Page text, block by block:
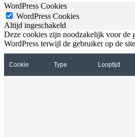
WordPress Cookies
WordPress Cookies
Altijd ingeschakeld
Deze cookies zijn noodzakelijk voor de
WordPress terwijl de gebruiker op de
Cookie Type Looptijd